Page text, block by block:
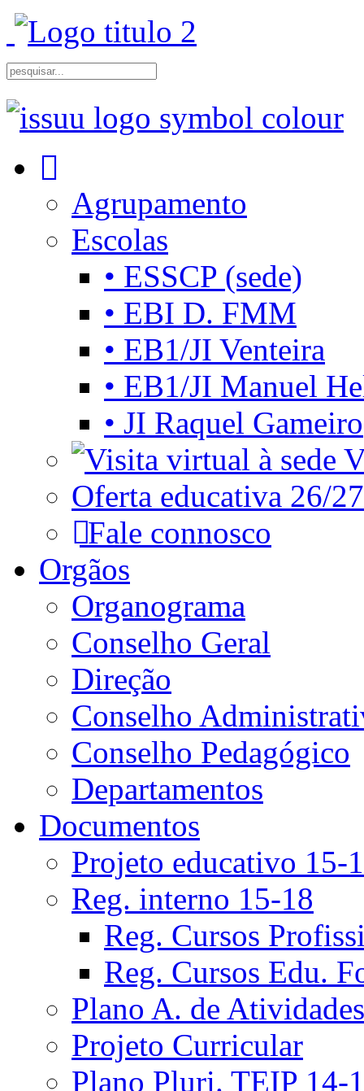
Agrupamento
Escolas
• ESSCP (sede)
• EBI D. FMM
• EB1/JI Venteira
• EB1/JI Manuel
• JI Raquel Gameiro
Oferta educativa 26/27
Fale connosco
Orgãos
Organograma
Conselho Geral
Direção
Conselho
Conselho Pedagógico
Departamentos
Documentos
Projeto educativo 15-
Reg. interno 15-18
Reg. Cursos
Reg. Cursos Edu.
Plano A. de Atividades
Projeto Curricular
Plano Pluri. TEIP 14-